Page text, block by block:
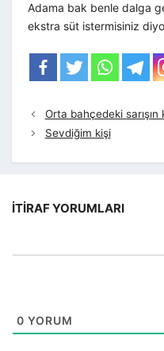
Adama bak benle dalga
ekstra süt istermisiniz
Orta bahçedeki sarışın
Sevdiğim kişi
İTIRAF YORUMLARI
0 YORUM